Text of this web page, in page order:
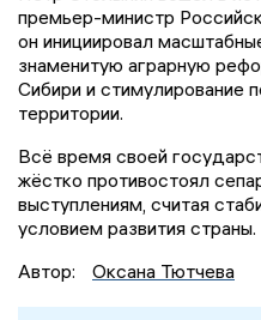
премьер-министр
он инициировал
знаменитую аграрную
Сибири и стимулирование
территории.
Всё время своей
жёстко противостоял
выступлениям, считая
условием развития страны.
Автор:
Оксана Тютчева